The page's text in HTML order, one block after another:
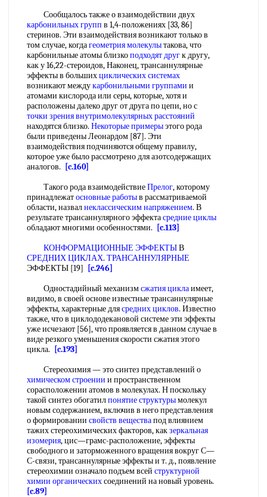
Сообщалось также о взаимодействии двух
карбонильных групп в 1,4-положениях [33, 86]
стеринов. Эти взаимодействия возникают только в
том случае, когдагеометрия молекулытакова, что
карбонильные атомы близкоподходят другк другу,
как у 16,22-стероидов, Наконец, трансаннулярные
эффекты в большихциклических системах
возникают междукарбонильными группами и
атомами кислорода или серы, которые, хотя и
расположены далеко друг от друга по цепи, но с
точки зрениявнутримолекулярных расстояний
находятся близко. Некоторые примерыэтого рода
были приведены Леонардом [87]. Эти
взаимодействия подчиняются общему правилу,
которое уже было рассмотрено для азотсодержащих
аналогов.
[c.160]
Такого рода взаимодействиеПрелог, которому
принадлежатосновные работыв рассматриваемой
области, назвалнеклассическим напряжением. В
результате трансаннулярного эффектасредние циклы
обладают многими особенностями.
[c.113]
КОНФОРМАЦИОННЫЕ ЭФФЕКТЫВ
СРЕДНИХ ЦИКЛАХ. ТРАНСАННУЛЯРНЫЕ
ЭФФЕКТЫ [19]
[c.246]
Одностадийный механизмсжатия циклаимеет,
видимо, в своей основе известные трансаннулярные
эффекты, характерные длясредних циклов. Известно
также, что в циклододекановой системе эти эффекты
уже исчезают [56], что проявляется в данном случае в
виде резкого уменьшения скорости сжатия этого
цикла.
[c.193]
Стереохимия — это синтез представлений о
химическом строении и пространственном
сорасположении атомов в молекулах. Н поскольку
такой синтез обогатилпонятие структурымолекул
новым содержанием, включив в него представления
о формировании свойств веществапод влиянием
тажих стереохимических факторов, какзеркальная
изомерия, цис—грамс-расположение, эффекты
свободного и заторможенного вращения вокруг С—
С-связи, трансаннулярные эффекты и т. д., появление
стереохимии означало подъем всей структурной
химии органическихсоединений на новый уровень.
[c.89]